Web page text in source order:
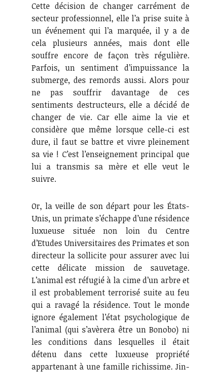
Cette décision de changer carrément de
secteur professionnel, elle l’a prise suite à
un événement qui l’a marquée, il y a de
cela plusieurs années, mais dont elle
souffre encore de façon très régulière.
Parfois, un sentiment d’impuissance la
submerge, des remords aussi. Alors pour
ne pas souffrir davantage de ces
sentiments destructeurs, elle a décidé de
changer de vie. Car elle aime la vie et
considère que même lorsque celle-ci est
dure, il faut se battre et vivre pleinement
sa vie ! C’est l’enseignement principal que
lui a transmis sa mère et elle veut le
suivre.
Or, la veille de son départ pour les États-
Unis, un primate s’échappe d’une résidence
luxueuse située non loin du Centre
d’Etudes Universitaires des Primates et son
directeur la sollicite pour assurer avec lui
cette délicate mission de sauvetage.
L’animal est réfugié à la cime d’un arbre et
il est probablement terrorisé suite au feu
qui a ravagé la résidence. Tout le monde
ignore également l’état psychologique de
l’animal (qui s’avèrera être un Bonobo) ni
les conditions dans lesquelles il était
détenu dans cette luxueuse propriété
appartenant à une famille richissime. Jin-